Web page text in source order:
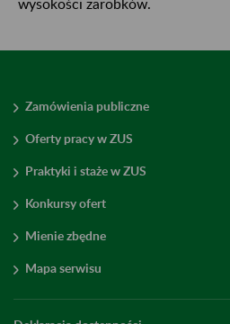
Zamówienia publiczne
Oferty pracy w ZUS
Praktyki i staże w ZUS
Konkursy ofert
Mienie zbędne
Mapa serwisu